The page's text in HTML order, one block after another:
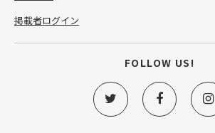
掲載者ログイン
FOLLOW US!